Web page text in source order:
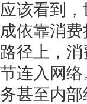
应该看到
成依靠消
路径上，
节连入网
务甚至内